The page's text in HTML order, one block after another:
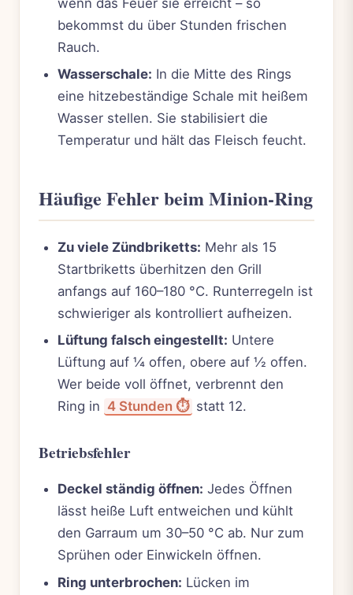
wenn das Feuer sie erreicht – so
bekommst du über Stunden frischen
Rauch.
Wasserschale: In die Mitte des Rings
eine hitzebeständige Schale mit heißem
Wasser stellen. Sie stabilisiert die
Temperatur und hält das Fleisch feucht.
Häufige Fehler beim Minion-Ring
Zu viele Zündbriketts: Mehr als 15
Startbriketts überhitzen den Grill
anfangs auf 160–180 °C. Runterregeln ist
schwieriger als kontrolliert aufheizen.
Lüftung falsch eingestellt: Untere
Lüftung auf ¼ offen, obere auf ½ offen.
Wer beide voll öffnet, verbrennt den
Ring in 4 Stunden ⏱️ statt 12.
Betriebsfehler
Deckel ständig öffnen: Jedes Öffnen
lässt heiße Luft entweichen und kühlt
den Garraum um 30–50 °C ab. Nur zum
Sprühen oder Einwickeln öffnen.
Ring unterbrochen: Lücken im